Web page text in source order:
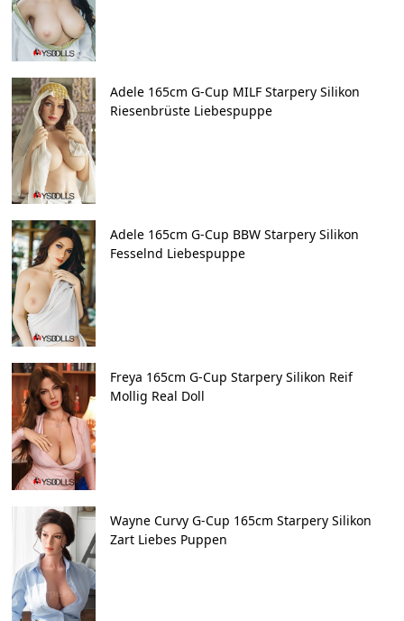
Adele 165cm G-Cup MILF Starpery Silikon
Riesenbrüste Liebespuppe
Adele 165cm G-Cup BBW Starpery Silikon
Fesselnd Liebespuppe
Freya 165cm G-Cup Starpery Silikon Reif
Mollig Real Doll
Wayne Curvy G-Cup 165cm Starpery Silikon
Zart Liebes Puppen